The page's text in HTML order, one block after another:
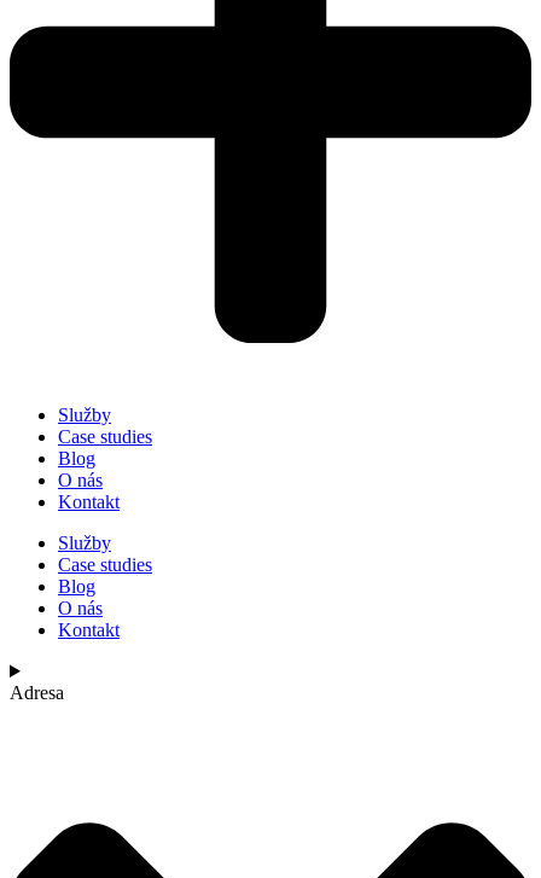
Služby
Case studies
Blog
O nás
Kontakt
Služby
Case studies
Blog
O nás
Kontakt
Adresa